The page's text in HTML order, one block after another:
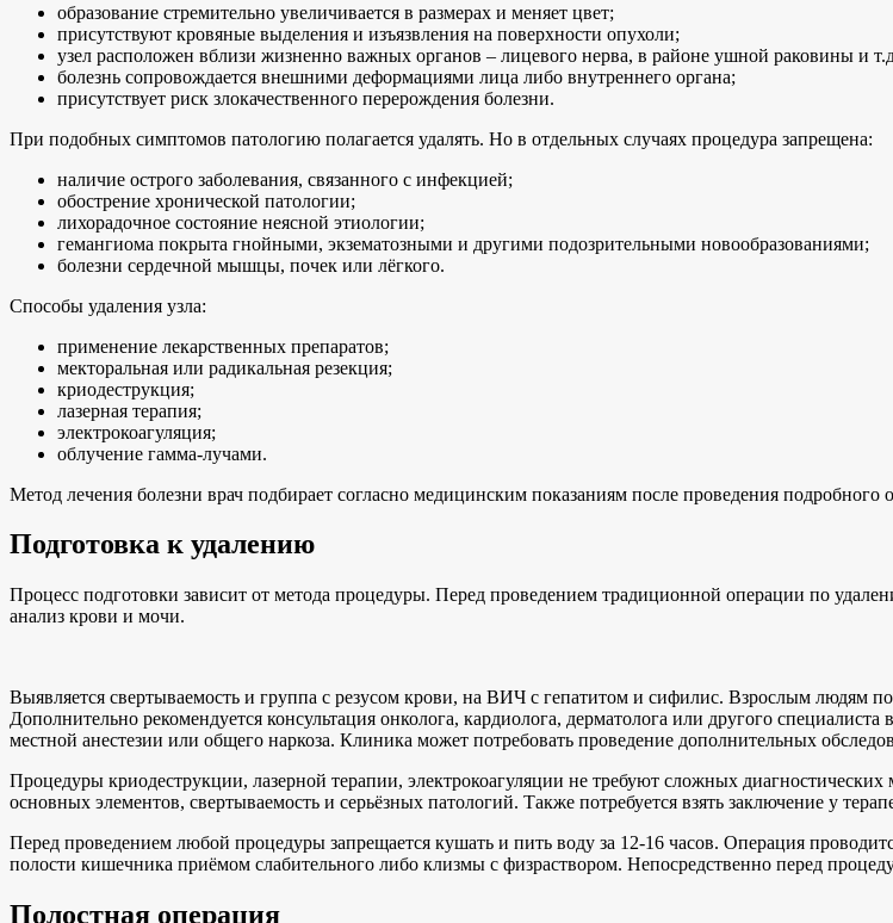
образование стремительно увеличивается в размерах и меняет цвет;
присутствуют кровяные выделения и изъязвления на поверхности опухоли;
узел расположен вблизи жизненно важных органов – лицевого нерва, в районе ушной раковины и
болезнь сопровождается внешними деформациями лица либо внутреннего органа;
присутствует риск злокачественного перерождения болезни.
При подобных симптомов патологию полагается удалять. Но в отдельных случаях процедура запрещена:
наличие острого заболевания, связанного с инфекцией;
обострение хронической патологии;
лихорадочное состояние неясной этиологии;
гемангиома покрыта гнойными, экзематозными и другими подозрительными новообразованиями;
болезни сердечной мышцы, почек или лёгкого.
Способы удаления узла:
применение лекарственных препаратов;
мекторальная или радикальная резекция;
криодеструкция;
лазерная терапия;
электрокоагуляция;
облучение гамма-лучами.
Метод лечения болезни врач подбирает согласно медицинским показаниям после проведения
Подготовка к удалению
Процесс подготовки зависит от метода процедуры. Перед проведением традиционной операции по
анализ крови и мочи.
Выявляется свертываемость и группа с резусом крови, на ВИЧ с гепатитом и сифилис. Взрослым людям
Дополнительно рекомендуется консультация онколога, кардиолога, дерматолога или другого
местной анестезии или общего наркоза. Клиника может потребовать проведение дополнительных
Процедуры криодеструкции, лазерной терапии, электрокоагуляции не требуют сложных
основных элементов, свертываемость и серьёзных патологий. Также потребуется взять заключение у
Перед проведением любой процедуры запрещается кушать и пить воду за 12-16 часов. Операция
полости кишечника приёмом слабительного либо клизмы с физраствором. Непосредственно перед
Полостная операция